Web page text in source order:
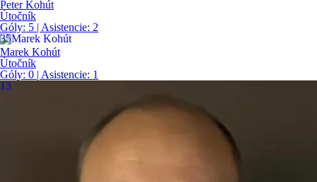
Peter Kohút
Útočník
Góly: 5 | Asistencie: 2
35
Marek Kohút
Útočník
Góly: 0 | Asistencie: 1
13